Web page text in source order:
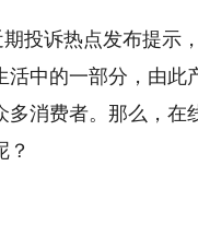
投诉热点发布提示
中的一部分，由此
消费者。那么，在
？